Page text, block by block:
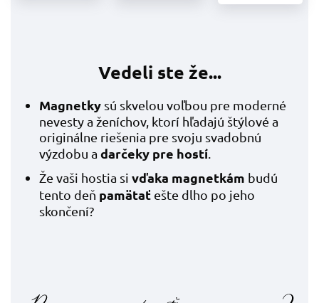
Vedeli ste že...
Magnetky sú skvelou voľbou pre moderné
nevesty a ženíchov, ktorí hľadajú štýlové a
originálne riešenia pre svoju svadobnú
výzdobu a darčeky pre hostí
Že vaši hostia si vďaka magnetkám budú
tento deň pamätať ešte dlho po jeho
skončení?